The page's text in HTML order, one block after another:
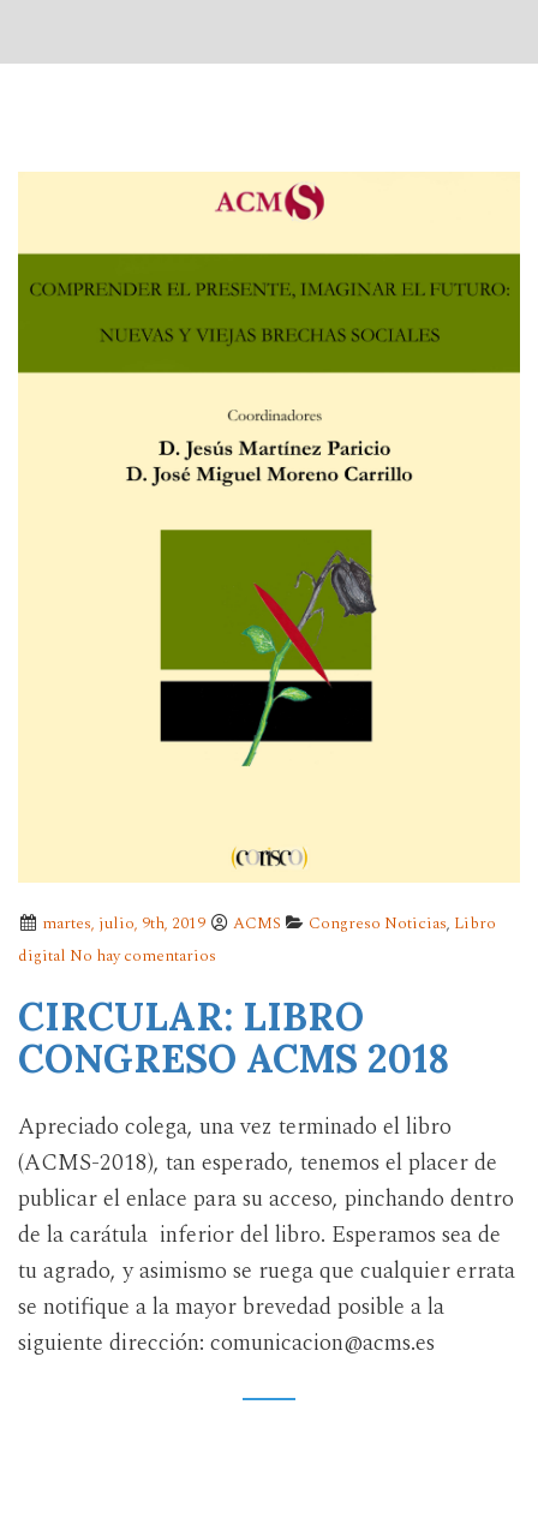
martes, julio, 9th, 2019 ACMS Congreso Noticias, Libro
digital No hay comentarios
CIRCULAR: LIBRO
CONGRESO ACMS 2018
Apreciado colega, una vez terminado el libro
(ACMS-2018), tan esperado, tenemos el placer de
publicar el enlace para su acceso, pinchando dentro
de la carátula inferior del libro. Esperamos sea de
tu agrado, y asimismo se ruega que cualquier errata
se notifique a la mayor brevedad posible a la
siguiente dirección: comunicacion@acms.es